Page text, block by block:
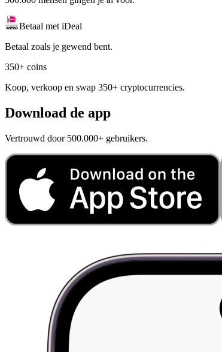
Betaal met iDeal
Betaal zoals je gewend bent.
350+ coins
Koop, verkoop en swap 350+ cryptocurrencies.
Download de app
Vertrouwd door 500.000+ gebruikers.